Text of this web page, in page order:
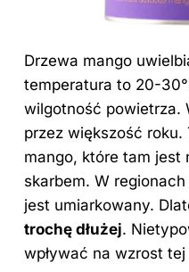
Drzewa mango
temperatura to 20-
wilgotność powietrza.
przez większość
mango, które tam jest
skarbem. W
jest umiarkowany.
trochę dłużej.
wpływać na wzrost